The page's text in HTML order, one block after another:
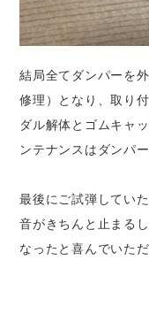
結局全てダンパーを
修理）となり、取り
ダル解体とゴムキャ
ンテナンスはダンパ
最後にご試弾してい
音がきちんと止まる
なったと喜んでいただ